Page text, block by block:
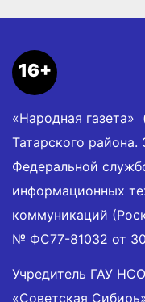
16+
«Народная газета»
Татарского района.
Федеральной
информационных
коммуникаций
№ ФС77-81032 от
Учредитель ГАУ
«Советская